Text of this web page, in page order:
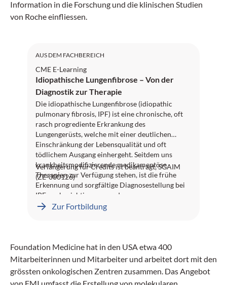
Information in die Forschung und die klinischen Studien
von Roche einfliessen.
AUS DEM FACHBEREICH
CME E-Learning
Idiopathische Lungenfibrose – Von der
Diagnostik zur Therapie
Die idiopathische Lungenfibrose (idiopathic
pulmonary fibrosis, IPF) ist eine chronische, oft
rasch progrediente Erkrankung des
Lungengerüsts, welche mit einer deutlichen
Einschränkung der Lebensqualität und oft
tödlichem Ausgang einhergeht. Seitdem uns
krankheitsmodifizierende medikamentöse
Therapien zur Verfügung stehen, ist die frühe
Erkennung und sorgfältige Diagnosestellung bei
IPF noch wichtiger geworden.
Verlängerung für Credits ist beantragt, SGAIM
(ZE-000126)
Zur Fortbildung
Foundation Medicine hat in den USA etwa 400
Mitarbeiterinnen und Mitarbeiter und arbeitet dort mit den
grössten onkologischen Zentren zusammen. Das Angebot
von FMI umfasst die Erstellung von molekularen